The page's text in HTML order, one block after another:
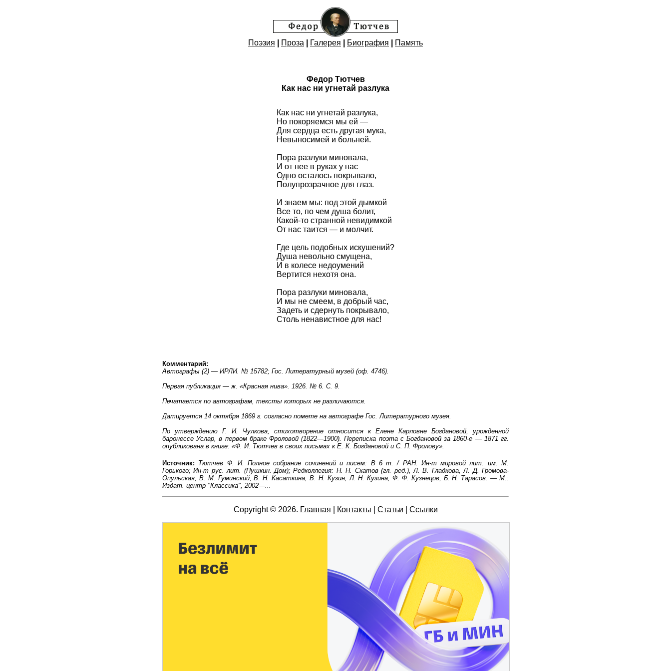
Поэзия Проза Галерея Биография Память
Федор Тютчев
Как нас ни угнетай разлука
Как нас ни угнетай разлука,
Но покоряемся мы ей —
Для сердца есть другая мука,
Невыносимей и больней.
Пора разлуки миновала,
И от нее в руках у нас
Одно осталось покрывало,
Полупрозрачное для глаз.
И знаем мы: под этой дымкой
Все то, по чем душа болит,
Какой-то странной невидимкой
От нас таится — и молчит.
Где цель подобных искушений?
Душа невольно смущена,
И в колесе недоумений
Вертится нехотя она.
Пора разлуки миновала,
И мы не смеем, в добрый час,
Задеть и сдернуть покрывало,
Столь ненавистное для нас!
Комментарий:
Автографы (2) — ИРЛИ. № 15782; Гос. Литературный музей (оф. 4746).
Первая публикация — ж. «Красная нива». 1926. № 6. С. 9.
Печатается по автографам, тексты которых не различаются.
Датируется 14 октября 1869 г. согласно помете на автографе Гос. Литературного музея.
По утверждению Г. И. Чулкова, стихотворение относится к Елене Карловне Богдановой, урожденной
баронессе Услар, в первом браке Фроловой (1822—1900). Переписка поэта с Богдановой за 1860-е — 1871 гг.
опубликована в книге: «Ф. И. Тютчев в своих письмах к Е. К. Богдановой и С. П. Фролову».
Источник: Тютчев Ф. И. Полное собрание сочинений и писем: В 6 т. / РАН. Ин-т мировой лит. им. М.
Горького; Ин-т рус. лит. (Пушкин. Дом); Редколлегия: Н. Н. Скатов (гл. ред.), Л. В. Гладкова, Л. Д. Громова-
Опульская, В. М. Гуминский, В. Н. Касаткина, В. Н. Кузин, Л. Н. Кузина, Ф. Ф. Кузнецов, Б. Н. Тарасов. — М.:
Издат. центр "Классика", 2002—...
Copyright © 2026. Главная Контакты Статьи Ссылки